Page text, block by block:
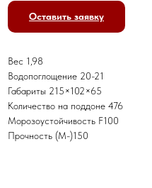
Оставить заявку
Вес 1,98
Водопоглощение 20-21
Габариты 215×102×65
Количество на поддоне 476
Морозоустойчивость F100
Прочность (M-)150